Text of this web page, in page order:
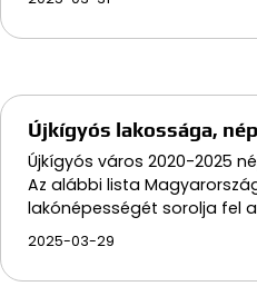
Újkígyós lakossága,
Újkígyós város 2020-2025
Az alábbi lista
lakónépességét sorolja fel
2025-03-29